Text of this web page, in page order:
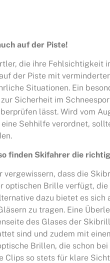
auf der Piste!
die ihre Fehlsichtigkeit
der Piste mit
Situationen. Ein
Sicherheit im
lässt. Wird vom
Sehhilfe verordnet,
finden Skifahrer die
vergewissern, dass die
optischen Brille verfügt, die
dazu bietet es sich
zu tragen. Eine
des Glases der
sind und zudem mit
Brillen, die schon
Clips so stets für klare